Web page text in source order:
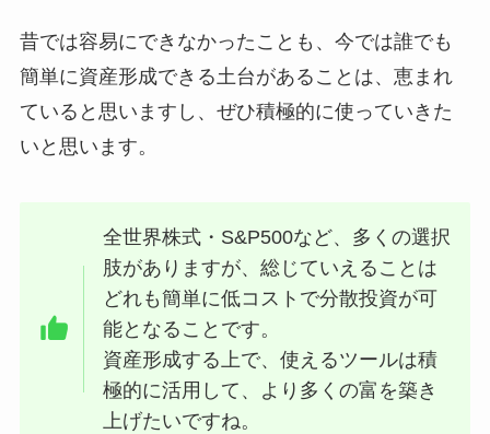
昔では容易にできなかったことも、今では誰でも
簡単に資産形成できる土台があることは、恵まれ
ていると思いますし、ぜひ積極的に使っていきた
いと思います。
全世界株式・S&P500など、多くの選択
肢がありますが、総じていえることは
どれも簡単に低コストで分散投資が可
能となることです。
資産形成する上で、使えるツールは積
極的に活用して、より多くの富を築き
上げたいですね。